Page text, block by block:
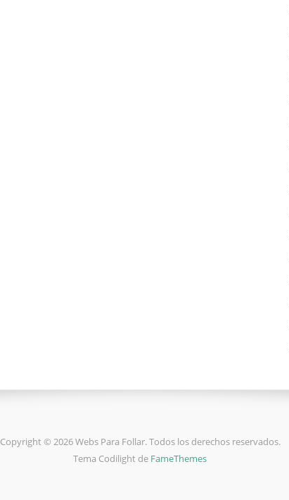
Copyright © 2026 Webs Para Follar. Todos los derechos reservados.
Tema Codilight de FameThemes